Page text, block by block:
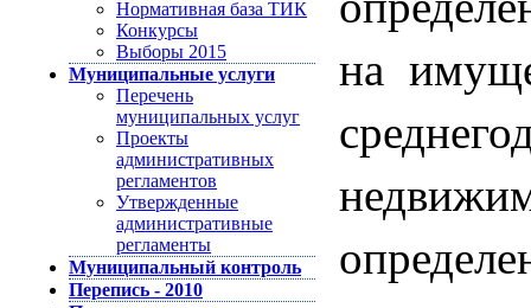
Нормативная база ТИК
Конкурсы
Выборы 2015
Муниципальные услуги
Перечень
муниципальных услуг
Проекты
административных
регламентов
Утвержденные
административные
регламенты
Муниципальный контроль
Перепись - 2010
на